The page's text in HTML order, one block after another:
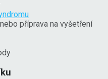
příprava na vyšetření